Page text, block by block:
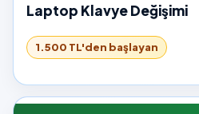
Laptop Klavye Değişimi
1.500 TL'den başlayan